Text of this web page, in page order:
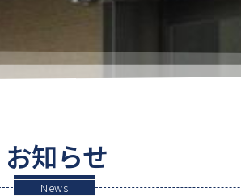
お知らせ
News